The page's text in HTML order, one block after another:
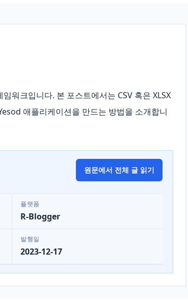
워크입니다. 본 포스트에서는 CSV 혹은 XLSX
애플리케이션을 만드는 방법을 소개합니
원문에서 전체 글 읽기
플랫폼
R-Blogger
발행일
2023-12-17